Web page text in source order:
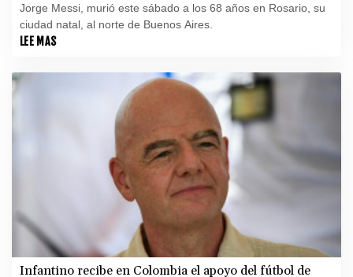
Jorge Messi, murió este sábado a los 68 años en Rosario, su
ciudad natal, al norte de Buenos Aires.
LEE MAS
Infantino recibe en Colombia el apoyo del fútbol de